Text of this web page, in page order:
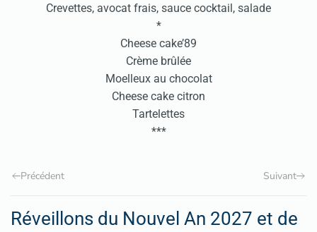
Crevettes, avocat frais, sauce cocktail, salade
*
Cheese cake’89
Crème brûlée
Moelleux au chocolat
Cheese cake citron
Tartelettes
***
Précédent Suivant
Réveillons du Nouvel An 2027 et de